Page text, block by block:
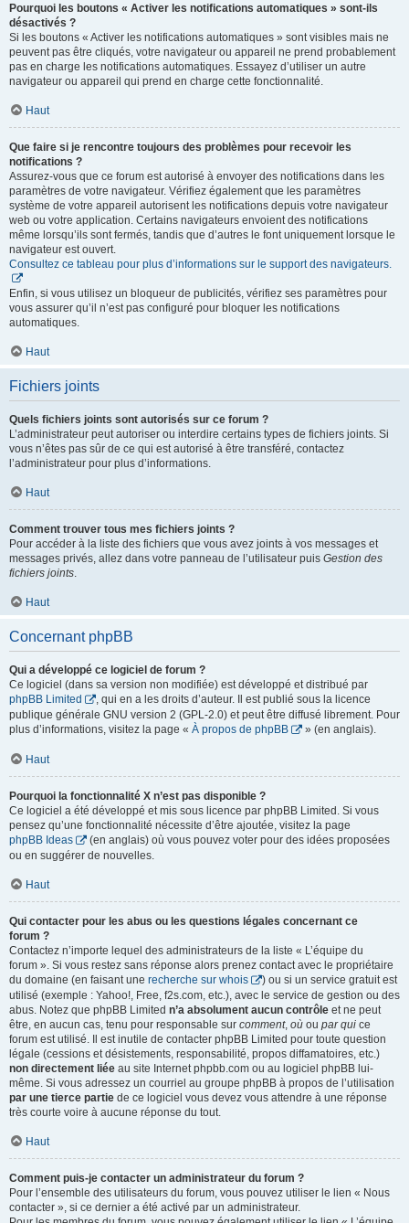
Pourquoi les boutons « Activer les notifications automatiques » sont-ils
désactivés ?
Si les boutons « Activer les notifications automatiques » sont visibles mais ne
peuvent pas être cliqués, votre navigateur ou appareil ne prend probablement
pas en charge les notifications automatiques. Essayez d’utiliser un autre
navigateur ou appareil qui prend en charge cette fonctionnalité.
Haut
Que faire si je rencontre toujours des problèmes pour recevoir les
notifications ?
Assurez-vous que ce forum est autorisé à envoyer des notifications dans les
paramètres de votre navigateur. Vérifiez également que les paramètres
système de votre appareil autorisent les notifications depuis votre navigateur
web ou votre application. Certains navigateurs envoient des notifications
même lorsqu’ils sont fermés, tandis que d’autres le font uniquement lorsque le
navigateur est ouvert.
Consultez ce tableau pour plus d’informations sur le support des navigateurs.
Enfin, si vous utilisez un bloqueur de publicités, vérifiez ses paramètres pour
vous assurer qu’il n’est pas configuré pour bloquer les notifications
automatiques.
Haut
Fichiers joints
Quels fichiers joints sont autorisés sur ce forum ?
L’administrateur peut autoriser ou interdire certains types de fichiers joints. Si
vous n’êtes pas sûr de ce qui est autorisé à être transféré, contactez
l’administrateur pour plus d’informations.
Haut
Comment trouver tous mes fichiers joints ?
Pour accéder à la liste des fichiers que vous avez joints à vos messages et
messages privés, allez dans votre panneau de l’utilisateur puis Gestion des
fichiers joints.
Haut
Concernant phpBB
Qui a développé ce logiciel de forum ?
Ce logiciel (dans sa version non modifiée) est développé et distribué par
phpBB Limited
, qui en a les droits d’auteur. Il est publié sous la licence
publique générale GNU version 2 (GPL-2.0) et peut être diffusé librement. Pour
plus d’informations, visitez la page « À propos de phpBB » (en anglais).
Haut
Pourquoi la fonctionnalité X n’est pas disponible ?
Ce logiciel a été développé et mis sous licence par phpBB Limited. Si vous
pensez qu’une fonctionnalité nécessite d’être ajoutée, visitez la page
phpBB Ideas
(en anglais) où vous pouvez voter pour des idées proposées
ou en suggérer de nouvelles.
Haut
Qui contacter pour les abus ou les questions légales concernant ce
forum ?
Contactez n’importe lequel des administrateurs de la liste « L’équipe du
forum ». Si vous restez sans réponse alors prenez contact avec le propriétaire
du domaine (en faisant une recherche sur whois
) ou si un service gratuit est
utilisé (exemple : Yahoo!, Free, f2s.com, etc.), avec le service de gestion ou des
abus. Notez que phpBB Limited n’a absolument aucun contrôle et ne peut
être, en aucun cas, tenu pour responsable sur comment, où ou par qui ce
forum est utilisé. Il est inutile de contacter phpBB Limited pour toute question
légale (cessions et désistements, responsabilité, propos diffamatoires, etc.)
non directement liée au site Internet phpbb.com ou au logiciel phpBB lui-
même. Si vous adressez un courriel au groupe phpBB à propos de l’utilisation
par une tierce partie de ce logiciel vous devez vous attendre à une réponse
très courte voire à aucune réponse du tout.
Haut
Comment puis-je contacter un administrateur du forum ?
Pour l’ensemble des utilisateurs du forum, vous pouvez utiliser le lien « Nous
contacter », si ce dernier a été activé par un administrateur.